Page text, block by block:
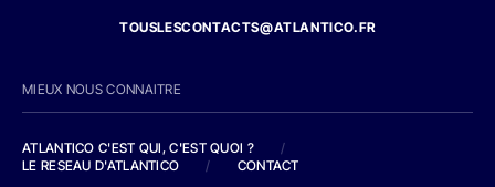
TOUSLESCONTACTS@ATLANTICO.FR
MIEUX NOUS CONNAITRE
ATLANTICO C'EST QUI, C'EST QUOI ?
/
LE RESEAU D'ATLANTICO
/ CONTACT